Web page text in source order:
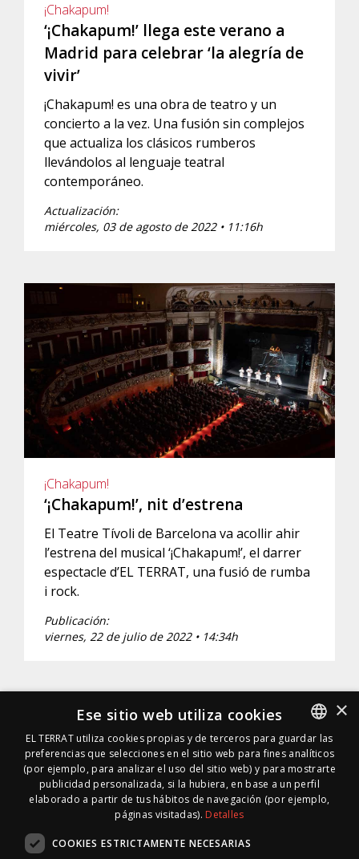
¡Chakapum!
‘¡Chakapum!’ llega este verano a
Madrid para celebrar ‘la alegría de
vivir’
¡Chakapum! es una obra de teatro y un
concierto a la vez. Una fusión sin complejos
que actualiza los clásicos rumberos
llevándolos al lenguaje teatral
contemporáneo.
Actualización:
miércoles, 03 de agosto de 2022 • 11:16h
¡Chakapum!
‘¡Chakapum!’, nit d’estrena
El Teatre Tívoli de Barcelona va acollir ahir
l’estrena del musical ‘¡Chakapum!’, el darrer
espectacle d’EL TERRAT, una fusió de rumba
i rock.
Publicación:
viernes, 22 de julio de 2022 • 14:34h
SPANISH
SPANISH
×
Ese sitio web utiliza cookies
EL TERRAT utiliza cookies propias y de terceros para guardar las
preferencias que selecciones en el sitio web para fines analíticos
(por ejemplo, para analizar el uso del sitio web) y para mostrarte
publicidad personalizada, si la hubiera, en base a un perfil
elaborado a partir de tus hábitos de navegación (por ejemplo,
páginas visitadas). Detalles
COOKIES ESTRICTAMENTE NECESARIAS